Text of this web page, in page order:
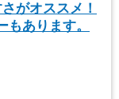
がオススメ！
あります。